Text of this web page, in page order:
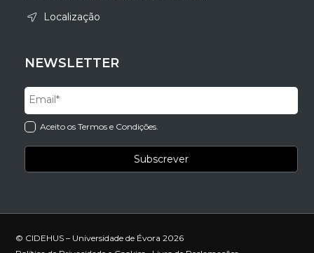
Localização
NEWSLETTER
Aceito os Termos e Condições.
© CIDEHUS – Universidade de Évora 2026